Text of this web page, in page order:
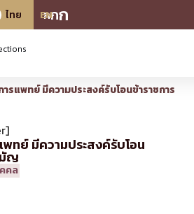
กกก
ไทย
EN
รแพทย์ มีความประสงค์รับโอนข้าราชการ
ทย์ มีความประสงค์รับโอน
มัญ
คล